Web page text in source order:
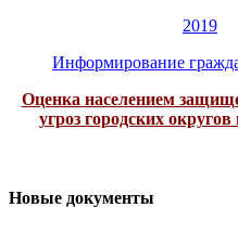
2019
Информирование
Оценка населением
угроз городских
Новые документы